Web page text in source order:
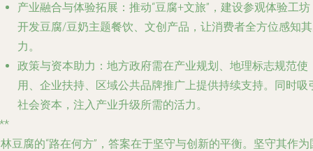
产业融合与体验拓展 ：推动“豆腐+文旅”，建设参观体验工坊
开发豆腐/豆奶主题餐饮、文创产品，让消费者全方位感知
力。
政策与资本助力 ：地方政府需在产业规划、地理标志规范使
用、企业扶持、区域公共品牌推广上提供持续支持。同时吸
社会资本，注入产业升级所需的活力。
豆腐的“路在何方”，答案在于坚守与创新的平衡。坚守其作为